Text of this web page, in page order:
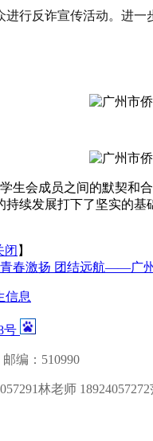
行反诈宣传活动。进
生会成员之间的默契和
续发展打下了坚实的
闭 】
青春激扬 团结远航——广
信息
号
邮编：510990
林老师